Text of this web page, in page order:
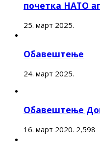
почетка НАТО
25. март 2025.
Обавештење
24. март 2025.
Обавештење
16. март 2020. 2,598